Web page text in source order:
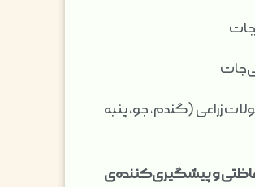
زراعی (گندم، جو، پنبه
و پیشگیری‌کننده‌ی